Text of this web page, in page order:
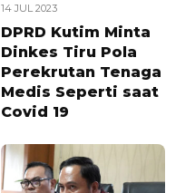
14 JUL 2023
DPRD Kutim Minta
Dinkes Tiru Pola
Perekrutan Tenaga
Medis Seperti saat
Covid 19